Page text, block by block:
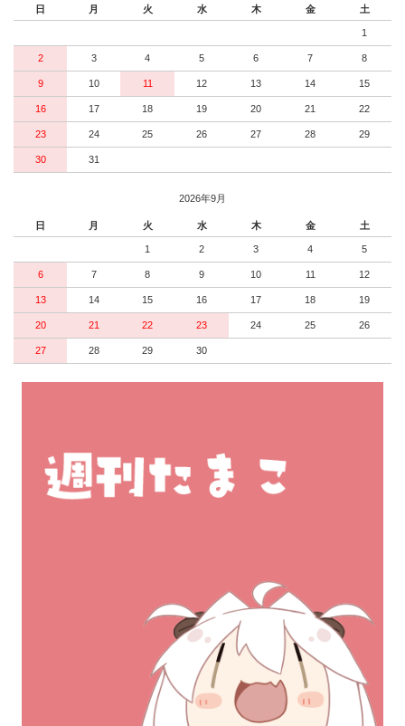
日 月 火 水 木 金 土
1
2 3 4 5 6 7 8
9 10 11 12 13 14 15
16 17 18 19 20 21 22
23 24 25 26 27 28 29
30 31
2026年9月
日 月 火 水 木 金 土
1 2 3 4 5
6 7 8 9 10 11 12
13 14 15 16 17 18 19
20 21 22 23 24 25 26
27 28 29 30